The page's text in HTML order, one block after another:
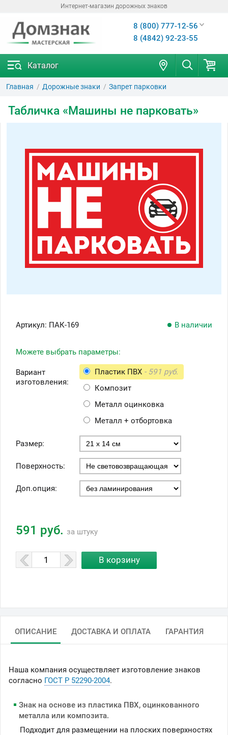
Интернет-магазин дорожных знаков
8 (800) 777-12-56
8 (4842) 92-23-55
Каталог
Главная Дорожные знаки Запрет парковки
Табличка «Машины не парковать»
Артикул: ПАК-169 В наличии
Можете выбрать параметры:
Вариант
изготовления:
Пластик ПВХ - 591 руб.
Композит
Металл оцинковка
Металл + отбортовка
Размер:
Поверхность:
Доп.опция:
591 руб. за штуку
ОПИСАНИЕ ДОСТАВКА И ОПЛАТА ГАРАНТИЯ
Наша компания осуществляет изготовление знаков
согласно ГОСТ Р 52290-2004.
Знак на основе из пластика ПВХ, оцинкованного
металла или композита.
Подходит для размещении на плоских поверхностях